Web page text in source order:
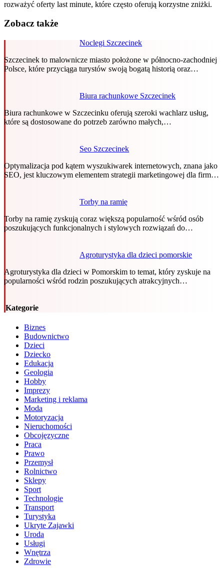
rozważyć oferty last minute, które często oferują korzystne zniżki.
Zobacz także
Noclegi Szczecinek
Szczecinek to malownicze miasto położone w północno-zachodniej
Polsce, które przyciąga turystów swoją bogatą historią oraz…
Biura rachunkowe Szczecinek
Biura rachunkowe w Szczecinku oferują szeroki wachlarz usług,
które są dostosowane do potrzeb zarówno małych,…
Seo Szczecinek
Optymalizacja pod kątem wyszukiwarek internetowych, znana jako
SEO, jest kluczowym elementem strategii marketingowej dla firm…
Torby na ramię
Torby na ramię zyskują coraz większą popularność wśród osób
poszukujących funkcjonalnych i stylowych rozwiązań do…
Agroturystyka dla dzieci pomorskie
Agroturystyka dla dzieci w Pomorskim to temat, który zyskuje na
popularności wśród rodzin poszukujących atrakcyjnych…
Kategorie
Biznes
Budownictwo
Dzieci
Dziecko
Edukacja
Geologia
Hobby
Imprezy
Marketing i reklama
Moda
Motoryzacja
Nieruchomości
Obcojęzyczne
Praca
Prawo
Przemysł
Rolnictwo
Sklepy
Sport
Technologie
Transport
Turystyka
Ukryte Zajawki
Uroda
Usługi
Wnętrza
Zdrowie